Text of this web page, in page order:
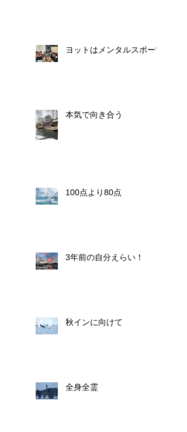
ヨットはメンタルスポーツ
本気で向き合う
100点より80点
3年前の自分えらい！
秋インに向けて
全身全霊